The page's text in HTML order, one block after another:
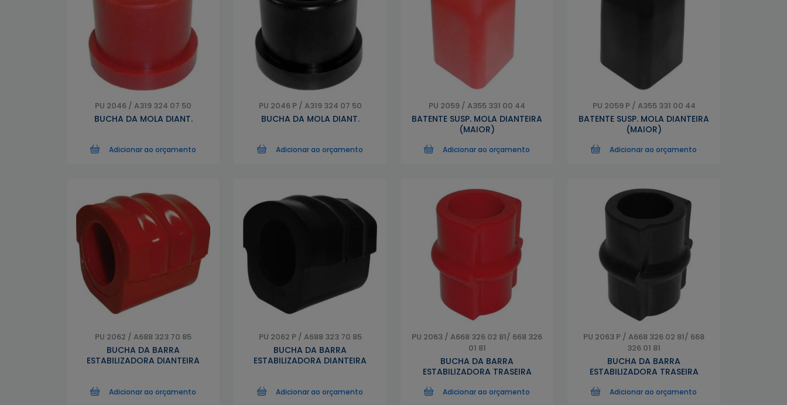
PU 2046 / A319 324 07 50
BUCHA DA MOLA DIANT.
Adicionar ao orçamento
PU 2046 P / A319 324 07 50
BUCHA DA MOLA DIANT.
Adicionar ao orçamento
PU 2059 / A355 331 00 44
BATENTE SUSP. MOLA DIANTEIRA
(MAIOR)
Adicionar ao orçamento
PU 2059 P / A355 331 00 44
BATENTE SUSP. MOLA DIANTEIRA
(MAIOR)
Adicionar ao orçamento
PU 2062 / A688 323 70 85
BUCHA DA BARRA
ESTABILIZADORA DIANTEIRA
Adicionar ao orçamento
PU 2062 P / A688 323 70 85
BUCHA DA BARRA
ESTABILIZADORA DIANTEIRA
Adicionar ao orçamento
PU 2063 / A668 326 02 81/ 668 326
01 81
BUCHA DA BARRA
ESTABILIZADORA TRASEIRA
Adicionar ao orçamento
PU 2063 P / A668 326 02 81/ 668
326 01 81
BUCHA DA BARRA
ESTABILIZADORA TRASEIRA
Adicionar ao orçamento